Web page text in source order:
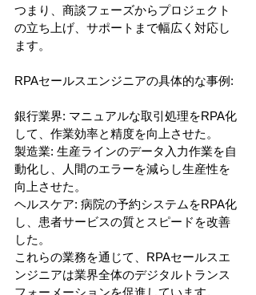
つまり、商談フェーズからプロジェクト
の立ち上げ、サポートまで幅広く対応し
ます。
RPAセールスエンジニアの具体的な事例:
銀行業界: マニュアルな取引処理をRPA化
して、作業効率と精度を向上させた。
製造業: 生産ラインのデータ入力作業を自
動化し、人間のエラーを減らし生産性を
向上させた。
ヘルスケア: 病院の予約システムをRPA化
し、患者サービスの質とスピードを改善
した。
これらの業務を通じて、RPAセールスエ
ンジニアは業界全体のデジタルトランス
フォーメーションを促進しています。